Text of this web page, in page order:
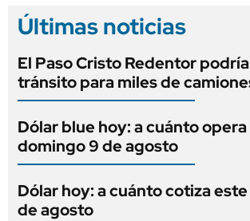
Últimas noticias
El Paso Cristo Redentor
tránsito para miles de
Dólar blue hoy: a cuánto
domingo 9 de agosto
Dólar hoy: a cuánto cotiza
de agosto